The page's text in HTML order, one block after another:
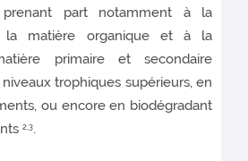
prenant part notamment à la
la matière organique et à la
primaire et secondaire
trophiques supérieurs, en
ou encore en biodégradant
2,3.